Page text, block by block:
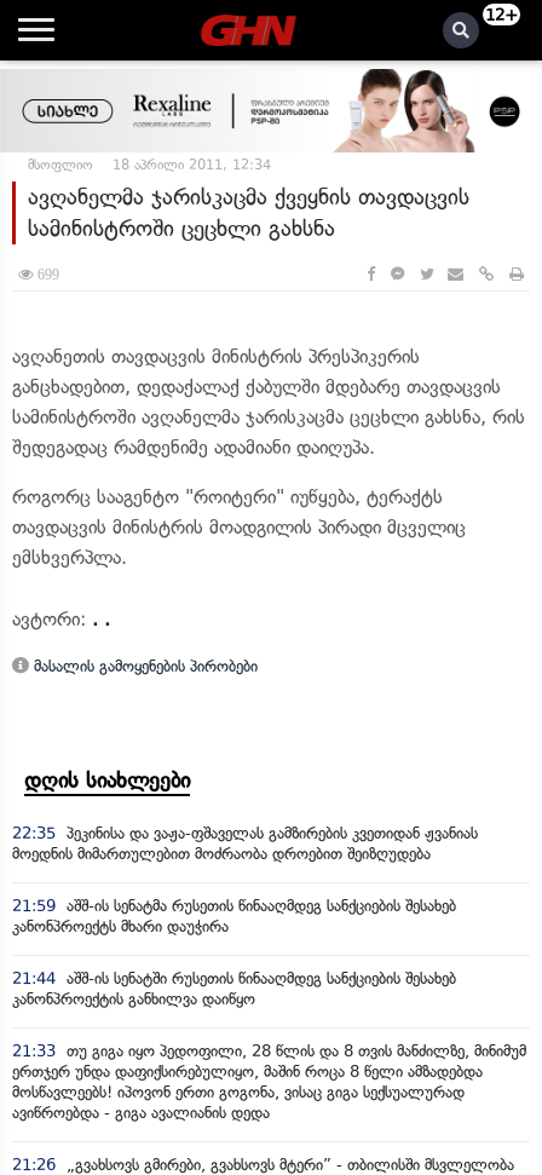
12+
მსოფლიო 18 აპრილი 2011, 12:34
ავღანელმა ჯარისკაცმა ქვეყნის თავდაცვის
სამინისტროში ცეცხლი გახსნა
699
ავღანეთის თავდაცვის მინისტრის პრესპიკერის
განცხადებით, დედაქალაქ ქაბულში მდებარე თავდაცვის
სამინისტროში ავღანელმა ჯარისკაცმა ცეცხლი გახსნა, რის
შედეგადაც რამდენიმე ადამიანი დაიღუპა.
როგორც სააგენტო "როიტერი" იუწყება, ტერაქტს
თავდაცვის მინისტრის მოადგილის პირადი მცველიც
ემსხვერპლა.
ავტორი: . .
მასალის გამოყენების პირობები
დღის სიახლეები
22:35 პეკინისა და ვაჟა-ფშაველას გამზირების კვეთიდან ჟვანიას
მოედნის მიმართულებით მოძრაობა დროებით შეიზღუდება
21:59 აშშ-ის სენატმა რუსეთის წინააღმდეგ სანქციების შესახებ
კანონპროექტს მხარი დაუჭირა
21:44 აშშ-ის სენატში რუსეთის წინააღმდეგ სანქციების შესახებ
კანონპროექტის განხილვა დაიწყო
21:33 თუ გიგა იყო პედოფილი, 28 წლის და 8 თვის მანძილზე, მინიმუმ
ერთჯერ უნდა დაფიქსირებულიყო, მაშინ როცა 8 წელი ამზადებდა
მოსწავლეებს! იპოვონ ერთი გოგონა, ვისაც გიგა სექსუალურად
ავიწროებდა - გიგა ავალიანის დედა
21:26
„გვახსოვს გმირები, გვახსოვს მტერი” - თბილისში მსვლელობა